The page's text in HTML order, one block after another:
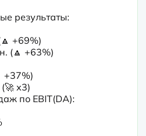
результаты:
+69%)
(🔼 +63%)
+37%)
х3)
по EBIT(DA):